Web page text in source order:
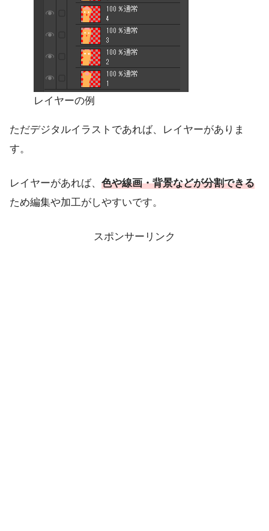
レイヤーの例
ただデジタルイラストであれば、レイヤーがありま
す。
レイヤーがあれば、 色や線画・背景などが分割できる
ため編集や加工がしやすいです。
スポンサーリンク